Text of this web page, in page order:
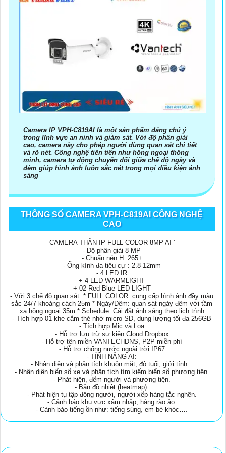
Camera IP VPH-C819AI là một sản phẩm đáng chú ý
trong lĩnh vực an ninh và giám sát. Với độ phân giải
cao, camera này cho phép người dùng quan sát chi tiết
và rõ nét. Công nghệ tiên tiến như hồng ngoại thông
minh, camera tự động chuyển đổi giữa chế độ ngày và
đêm giúp hình ảnh luôn sắc nét trong mọi điều kiện ánh
sáng
THÔNG SỐ CAMERA VPH-C819AI CÔNG NGHỆ
CAO
CAMERA THÂN IP FULL COLOR 8MP AI '
- Độ phân giải 8 MP
- Chuẩn nén H .265+
- Ống kính đa tiêu cự : 2.8-12mm
- 4 LED IR
+ 4 LED WARMLIGHT
+ 02 Red Blue LED LIGHT
- Với 3 chế độ quan sát: * FULL COLOR: cung cấp hình ảnh đầy màu
sắc 24/7 khoảng cách 25m * Ngày/Đêm: quan sát ngày đêm với tầm
xa hồng ngoại 35m * Schedule: Cài đặt ánh sáng theo lịch trình
- Tích hợp 01 khe cắm thẻ nhớ micro SD, dung lượng tối đa 256GB
- Tích hợp Mic và Loa
- Hỗ trợ lưu trữ sự kiện Cloud Dropbox
- Hỗ trợ tên miền VANTECHDNS, P2P miễn phí
- Hỗ trợ chống nước ngoài trời IP67
- TÍNH NĂNG AI:
- Nhận diện và phân tích khuôn mặt, độ tuổi, giới tính...
- Nhận diện biển số xe và phân tích tìm kiếm biển số phương tiện.
- Phát hiện, đếm người và phương tiện.
- Bản đồ nhiệt (heatmap).
- Phát hiện tụ tập đông người, người xếp hàng tắc nghẽn.
- Cảnh báo khu vực xâm nhập, hàng rào ảo.
- Cảnh báo tiếng ồn như: tiếng súng, em bé khóc….